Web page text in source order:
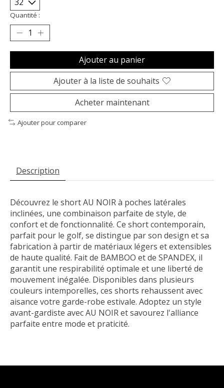
Quantité :
Ajouter au panier
Ajouter à la liste de souhaits
Acheter maintenant
Ajouter pour comparer
Description
Découvrez le short AU NOIR à poches latérales
inclinées, une combinaison parfaite de style, de
confort et de fonctionnalité. Ce short contemporain,
parfait pour le golf, se distingue par son design et sa
fabrication à partir de matériaux légers et extensibles
de haute qualité. Fait de BAMBOO et de SPANDEX, il
garantit une respirabilité optimale et une liberté de
mouvement inégalée. Disponibles dans plusieurs
couleurs intemporelles, ces shorts rehaussent avec
aisance votre garde-robe estivale. Adoptez un style
avant-gardiste avec AU NOIR et savourez l'alliance
parfaite entre mode et praticité.